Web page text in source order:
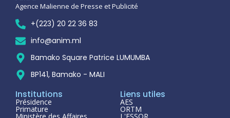
Agence Malienne de Presse et Publicité
+(223) 20 22 36 83
info@anim.ml
Bamako Square Patrice LUMUMBA
BP141, Bamako - MALI
Institutions
Présidence
Primature
Liens utiles
AES
ORTM